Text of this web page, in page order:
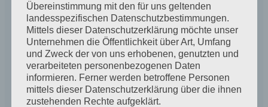
no personal data and simply indicates the post ID
of the article you just edited. It expires after 1 day.
Embedded content from other
websites
Übereinstimmung mit den für uns geltenden
landesspezifischen Datenschutzbestimmungen.
Mittels dieser Datenschutzerklärung möchte unser
Unternehmen die Öffentlichkeit über Art, Umfang
und Zweck der von uns erhobenen, genutzten und
verarbeiteten personenbezogenen Daten
informieren. Ferner werden betroffene Personen
mittels dieser Datenschutzerklärung über die ihnen
zustehenden Rechte aufgeklärt.